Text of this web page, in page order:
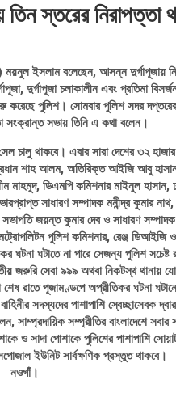
তিন স্তরের
ইসলাম বলেছেন, আসন্ন দুর্গাপূজায়
দুর্গাপূজা চলাকালীন এবং প্রতিমা
করেছে পুলিশ। সোমবার পুলিশ সদর
সভায় তিনি এ কথা বলেন।
চালু থাকবে। এবার সারা দেশের ৩২
শাহ আলম, অতিরিক্ত আইজি আবু
ডিএমপি কমিশনার মাইনুল হাসান,
সাধারণ সম্পাদক মনীন্দ্র কুমার
সভাপতি জয়ন্ত কুমার দেব ও সাধারণ
পুলিশ কমিশনার, রেঞ্জ ডিআইজি
ঘটাতে না পারে সেজন্য পুলিশ
জরুরি সেবা ৯৯৯ অথবা নিকটস্থ থানায়
রাতে পূজামণ্ডপে অপ্রীতিকর ঘটনা
সদস্যদের পাশাপাশি স্বেচ্ছাসেবক
সম্প্রীতির বাংলাদেশে সবার
ও সাদা পোশাকে পুলিশের পাশাপাশি
ইউনিট সার্বক্ষণিক প্রস্তুত থাকবে।
নওগাঁ।